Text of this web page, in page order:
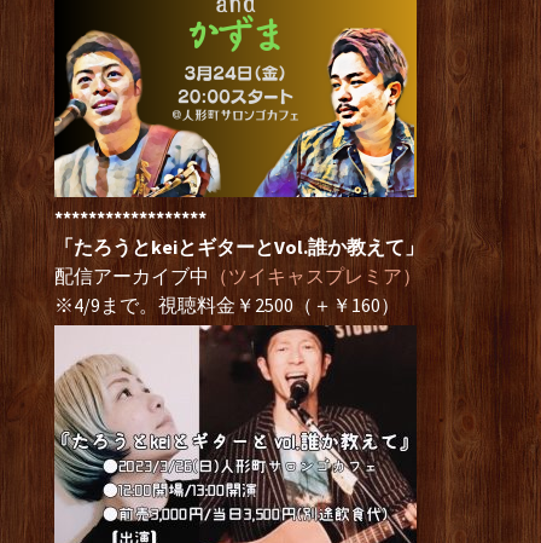
******************
「たろうとkeiとギターとVol.誰か教えて」
配信アーカイブ中 （ツイキャスプレミア）
※4/9まで。視聴料金￥2500（＋￥160）